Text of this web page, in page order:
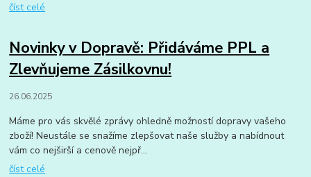
číst celé
Novinky v Dopravě: Přidáváme PPL a
Zlevňujeme Zásilkovnu!
26.06.2025
Máme pro vás skvělé zprávy ohledně možností dopravy vašeho
zboží! Neustále se snažíme zlepšovat naše služby a nabídnout
vám co nejširší a cenově nejpř...
číst celé